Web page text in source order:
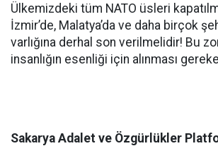
Ülkemizdeki tüm NATO üsleri
İzmir’de, Malatya’da ve daha birçok
varlığına derhal son verilmelidir! Bu
insanlığın esenliği için alınması
Sakarya Adalet ve Özgürlükler